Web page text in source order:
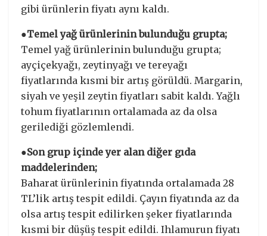
gibi ürünlerin fiyatı aynı kaldı.
●Temel yağ ürünlerinin bulunduğu grupta;
Temel yağ ürünlerinin bulunduğu grupta;
ayçiçekyağı, zeytinyağı ve tereyağı
fiyatlarında kısmi bir artış görüldü. Margarin,
siyah ve yeşil zeytin fiyatları sabit kaldı. Yağlı
tohum fiyatlarının ortalamada az da olsa
gerilediği gözlemlendi.
●Son grup içinde yer alan diğer gıda
maddelerinden;
Baharat ürünlerinin fiyatında ortalamada 28
TL’lik artış tespit edildi. Çayın fiyatında az da
olsa artış tespit edilirken şeker fiyatlarında
kısmi bir düşüş tespit edildi. Ihlamurun fiyatı